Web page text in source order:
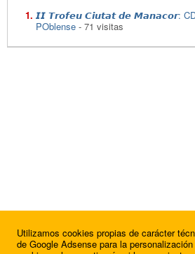
𝙄𝙄 𝙏𝙧𝙤𝙛𝙚𝙪 𝘾𝙞𝙪𝙩𝙖𝙩 𝙙𝙚 𝙈𝙖𝙣𝙖𝙘𝙤𝙧: CD
POblense - 71 visitas
Utilizamos cookies propias de carácter
de Google Adsense para la